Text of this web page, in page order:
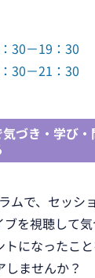
30－19：30
30－21：30
づき・学び・
ムで、セッシ
ブを視聴して
トになったこ
しませんか？